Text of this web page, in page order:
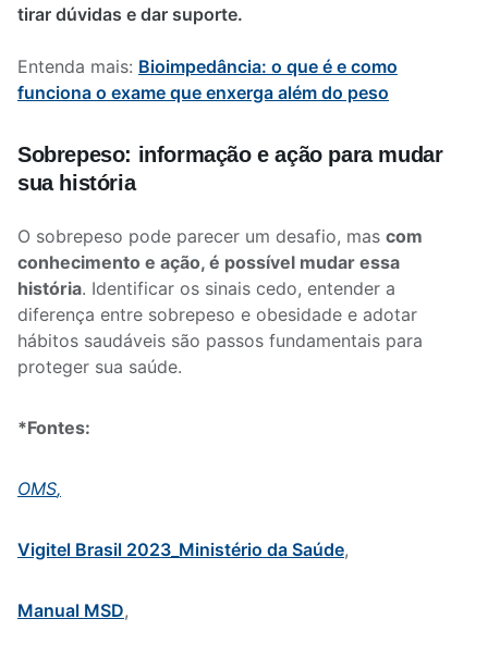
tirar dúvidas e dar suporte.
Entenda mais: Bioimpedância: o que é e como
funciona o exame que enxerga além do peso
Sobrepeso: informação e ação para mudar
sua história
O sobrepeso pode parecer um desafio, mas com
conhecimento e ação, é possível mudar essa
história. Identificar os sinais cedo, entender a
diferença entre sobrepeso e obesidade e adotar
hábitos saudáveis são passos fundamentais para
proteger sua saúde.
*Fontes:
OMS,
Vigitel Brasil 2023_Ministério da Saúde,
Manual MSD,